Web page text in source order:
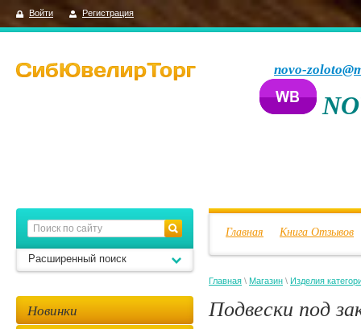
Войти Регистрация
novo-
Главная Книга Отзывов
Главная \ Магазин \ Изделия
Подвески под
Расширенный поиск
Новинки